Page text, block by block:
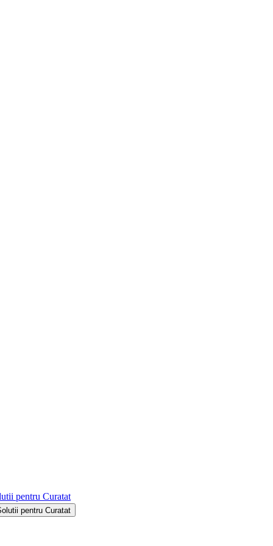
pentru Curatat
pentru Curatat